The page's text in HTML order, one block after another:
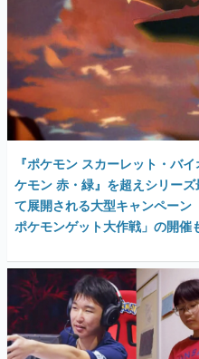
『ポケモン スカーレット・バ
ケモン 赤・緑』を超えシリー
て展開される大型キャンペーン
ポケモンゲット大作戦」の開催